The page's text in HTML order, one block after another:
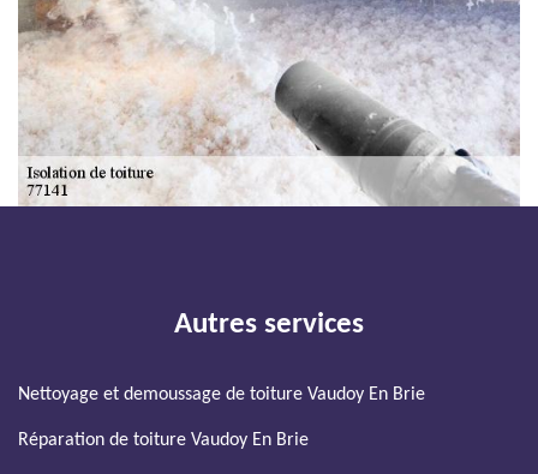
Autres services
Nettoyage et demoussage de toiture Vaudoy En Brie
Réparation de toiture Vaudoy En Brie